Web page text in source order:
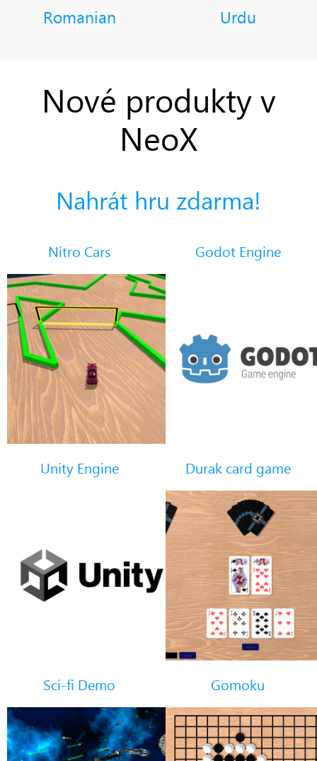
Romanian
Urdu
Nové produkty v
NeoX
Nahrát hru zdarma!
Nitro Cars Godot Engine
Unity Engine Durak card game
Sci-fi Demo Gomoku